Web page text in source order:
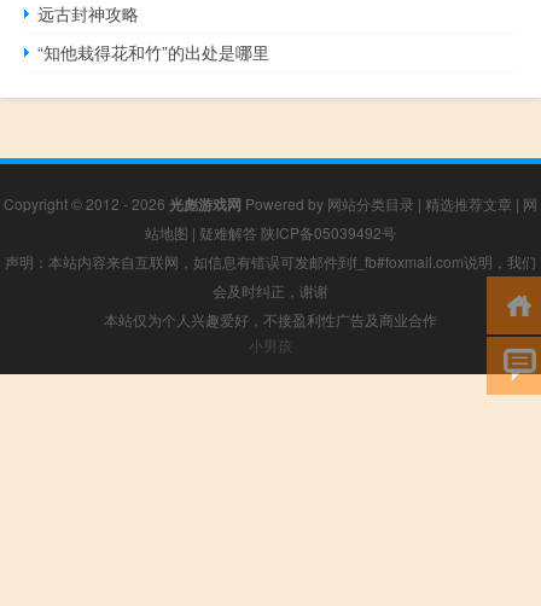
远古封神攻略
“知他栽得花和竹”的出处是哪里
Copyright © 2012 - 2026 光彪游戏网 Powered by 网站分类目录 | 精选推荐文章 | 网
站地图 | 疑难解答 陕ICP备05039492号
声明：本站内容来自互联网，如信息有错误可发邮件到f_fb#foxmail.com说明，我们
会及时纠正，谢谢
本站仅为个人兴趣爱好，不接盈利性广告及商业合作
小男孩